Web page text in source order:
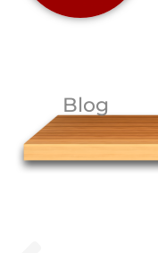
Blog